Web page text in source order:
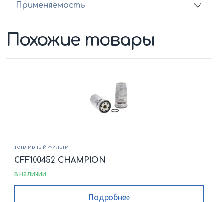
Применяемость
Похожие товары
ТОПЛИВНЫЙ ФИЛЬТР
CFF100452 CHAMPION
в наличии
Подробнее